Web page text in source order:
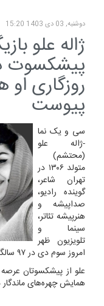
دوشنبه, 03 دی 1403 15:20
ژاله علو
پیشکسوت
روزگاری
پیوست
سی و یک نما
-ژاله علو
(محتشم)
متولد ۱۳۰۶ در
تهران شاعر،
گوینده رادیو،
صداپیشه و
هنرپیشه تئاتر،
سینما و
تلویزیون ظهر
امروز سوم دی در ۹۷ سالگی در بیمارستان شهرام درگذشت.
علو از پیشکسوتان
همایش چهره‌های ماندگار در سال